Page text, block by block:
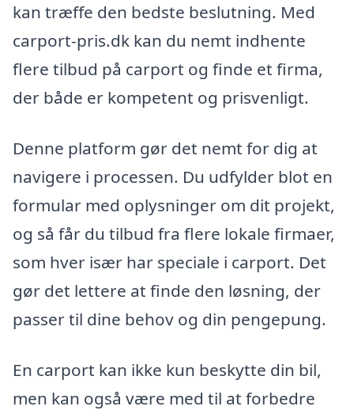
kan træffe den bedste beslutning. Med
carport-pris.dk kan du nemt indhente
flere tilbud på carport og finde et firma,
der både er kompetent og prisvenligt.
Denne platform gør det nemt for dig at
navigere i processen. Du udfylder blot en
formular med oplysninger om dit projekt,
og så får du tilbud fra flere lokale firmaer,
som hver især har speciale i carport. Det
gør det lettere at finde den løsning, der
passer til dine behov og din pengepung.
En carport kan ikke kun beskytte din bil,
men kan også være med til at forbedre